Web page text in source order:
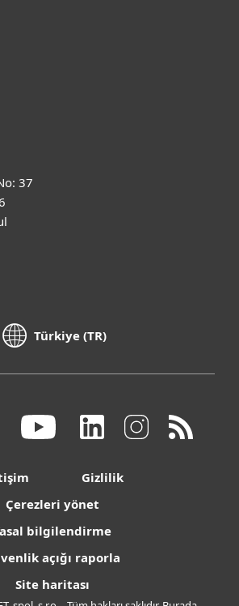
37
Türkiye (TR)
Gizlilik
Çerezleri yönet
bilgilendirme
açığı raporla
Site haritası